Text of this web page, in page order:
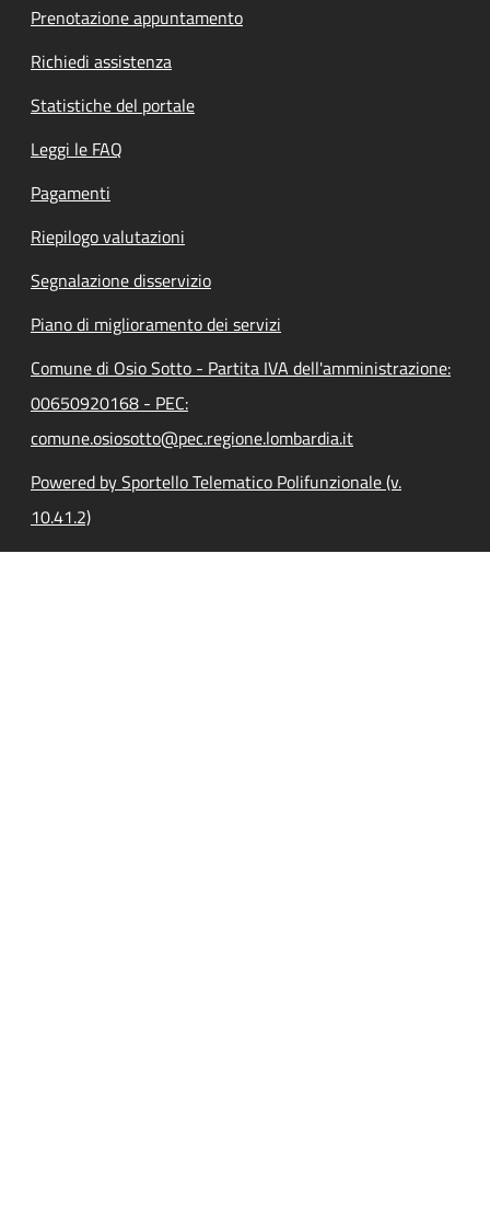
Prenotazione appuntamento
Richiedi assistenza
Statistiche del portale
Leggi le FAQ
Pagamenti
Riepilogo valutazioni
Segnalazione disservizio
Piano di miglioramento dei servizi
Comune di Osio Sotto - Partita IVA dell'amministrazione:
00650920168 - PEC:
comune.osiosotto@pec.regione.lombardia.it
Powered by Sportello Telematico Polifunzionale (v.
10.41.2)